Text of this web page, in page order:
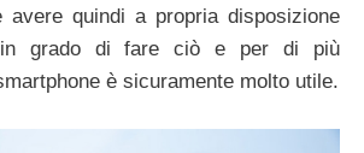
avere quindi a propria disposizione
in grado di fare ciò e per di più
è sicuramente molto utile.